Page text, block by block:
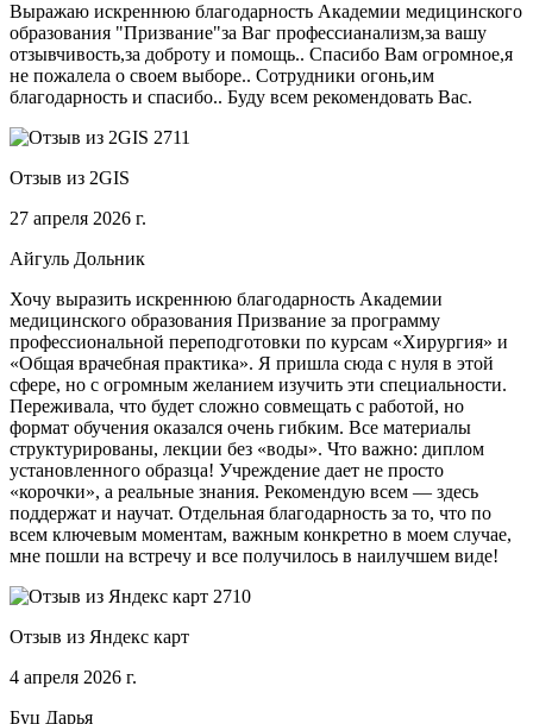
Выражаю искреннюю благодарность Академии медицинского
образования "Призвание"за Ваг профессианализм,за вашу
отзывчивость,за доброту и помощь.. Спасибо Вам огромное,я
не пожалела о своем выборе.. Сотрудники огонь,им
благодарность и спасибо.. Буду всем рекомендовать Вас.
Отзыв из 2GIS
27 апреля 2026 г.
Айгуль Дольник
Хочу выразить искреннюю благодарность Академии
медицинского образования Призвание за программу
профессиональной переподготовки по курсам «Хирургия» и
«Общая врачебная практика». Я пришла сюда с нуля в этой
сфере, но с огромным желанием изучить эти специальности.
Переживала, что будет сложно совмещать с работой, но
формат обучения оказался очень гибким. Все материалы
структурированы, лекции без «воды». Что важно: диплом
установленного образца! Учреждение дает не просто
«корочки», а реальные знания. Рекомендую всем — здесь
поддержат и научат. Отдельная благодарность за то, что по
всем ключевым моментам, важным конкретно в моем случае,
мне пошли на встречу и все получилось в наилучшем виде!
Отзыв из Яндекс карт
4 апреля 2026 г.
Буц Дарья